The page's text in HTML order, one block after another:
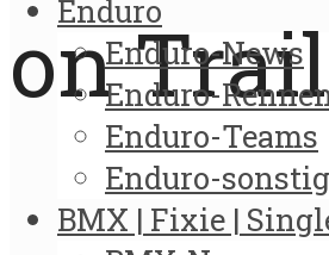
on
Enduro
Enduro-News
Enduro-
Enduro-Teams
Enduro-
BMX | Fixie |